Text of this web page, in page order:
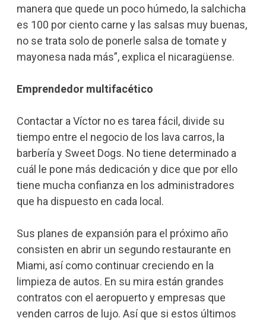
manera que quede un poco húmedo, la salchicha
es 100 por ciento carne y las salsas muy buenas,
no se trata solo de ponerle salsa de tomate y
mayonesa nada más”, explica el nicaragüense.
Emprendedor multifacético
Contactar a Víctor no es tarea fácil, divide su
tiempo entre el negocio de los lava carros, la
barbería y Sweet Dogs. No tiene determinado a
cuál le pone más dedicación y dice que por ello
tiene mucha confianza en los administradores
que ha dispuesto en cada local.
Sus planes de expansión para el próximo año
consisten en abrir un segundo restaurante en
Miami, así como continuar creciendo en la
limpieza de autos. En su mira están grandes
contratos con el aeropuerto y empresas que
venden carros de lujo. Así que si estos últimos